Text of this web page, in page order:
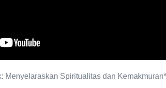
Menyelaraskan Spiritualitas dan